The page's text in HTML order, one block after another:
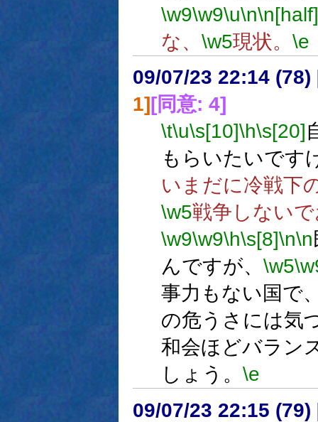
\w9\w9\u\n\n[half]
な、 \w5現状。 \e
09/07/23 22:14 (78)
1] [同意: 4]
\t\u\s[10]\h\s[20]
もらいたいです
いまだに冷戦下
\w5戦争しない
\w9\w9\h\s[8]\n\n
んですが、 \w5
事力もない国で
の危うさには気
和会ほどバラン
しょう。 \e
09/07/23 22:15 (79)